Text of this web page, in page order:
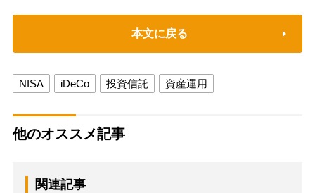
本文に戻る
NISA iDeCo 投資信託 資産運用
他のオススメ記事
関連記事